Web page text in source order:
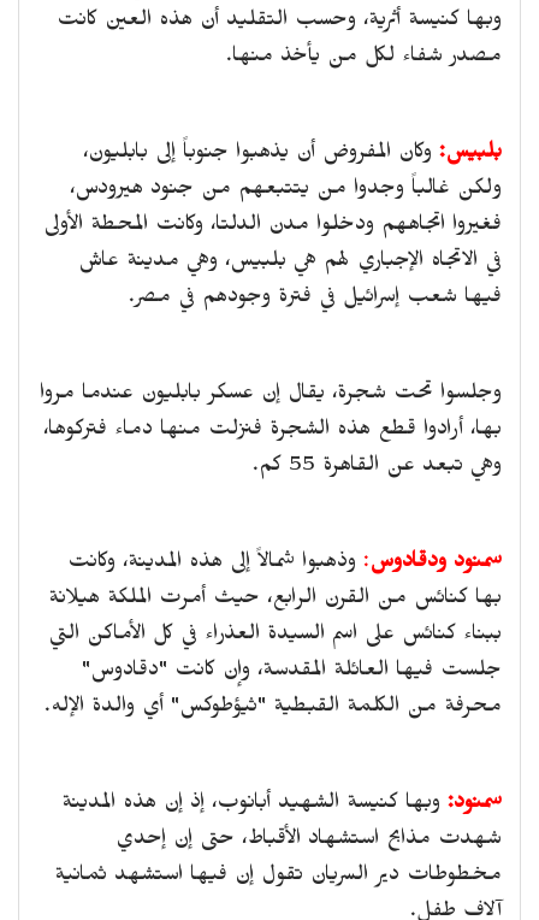
وبها كنيسة أثرية، وحسب التقليد أن هذه العين كانت
مصدر شفاء لكل من يأخذ منها.
بلبيس: وكان المفروض أن يذهبوا جنوباً إلى بابليون،
ولكن غالباً وجدوا من يتتبعهم من جنود هيرودس،
فغيروا اتجاههم ودخلوا مدن الدلتا، وكانت المحطة الأولى
في الاتجاه الإجباري لهم هي بلبيس، وهي مدينة عاش
فيها شعب إسرائيل في فترة وجودهم في مصر.
وجلسوا تحت شجرة، يقال إن عسكر بابليون عندما مروا
بها، أرادوا قطع هذه الشجرة فنزلت منها دماء فتركوها،
وهي تبعد عن القاهرة 55 كم.
سمنود ودقادوس: وذهبوا شمالاً إلى هذه المدينة، وكانت
بها كنائس من القرن الرابع، حيث أمرت الملكة هيلانة
ببناء كنائس على اسم السيدة العذراء في كل الأماكن التي
جلست فيها العائلة المقدسة، وإن كانت "دقادوس"
محرفة من الكلمة القبطية "ثيؤطوكس" أي والدة الإله.
سمنود: وبها كنيسة الشهيد أبانوب، إذ إن هذه المدينة
شهدت مذابح استشهاد الأقباط، حتى إن إحدي
مخطوطات دير السريان تقول إن فيها استشهد ثمانية
آلاف طفل.